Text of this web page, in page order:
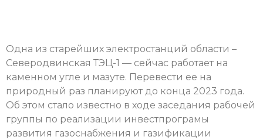
Одна из старейших электростанций области –
Северодвинская ТЭЦ-1 — сейчас работает на
каменном угле и мазуте. Перевести ее на
природный раз планируют до конца 2023 года.
Об этом стало известно в ходе заседания рабочей
группы по реализации инвестпрограмы
развития газоснабжения и газификации